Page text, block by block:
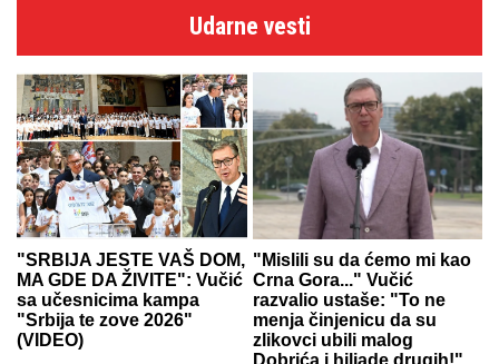
Udarne vesti
"SRBIJA JESTE VAŠ DOM,
MA GDE DA ŽIVITE": Vučić
sa učesnicima kampa
"Srbija te zove 2026"
(VIDEO)
"Mislili su da ćemo mi kao
Crna Gora..." Vučić
razvalio ustaše: "To ne
menja činjenicu da su
zlikovci ubili malog